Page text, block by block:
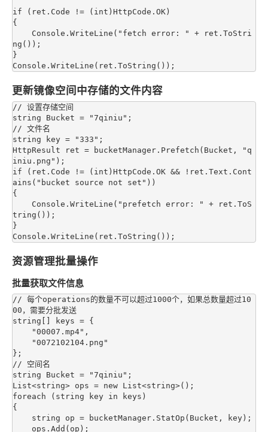
if (ret.Code != (int)HttpCode.OK)
{
ng());
}
更新镜像空间中存储的文件内容
// 设置存储空间
string Bucket = "7qiniu";
// 文件名
string key = "333";
HttpResult ret = bucketManager.Prefetch(Bucket, "q
iniu.png");
if (ret.Code != (int)HttpCode.OK && !ret.Text.Cont
ains("bucket source not set"))
{
tring());
}
资源管理批量操作
批量获取文件信息
// 每个operations的数量不可以超过1000个，如果总数量超过10
00，需要分批发送
string[] keys = {
};
// 空间名
string Bucket = "7qiniu";
List<string> ops = new List<string>();
foreach (string key in keys)
{